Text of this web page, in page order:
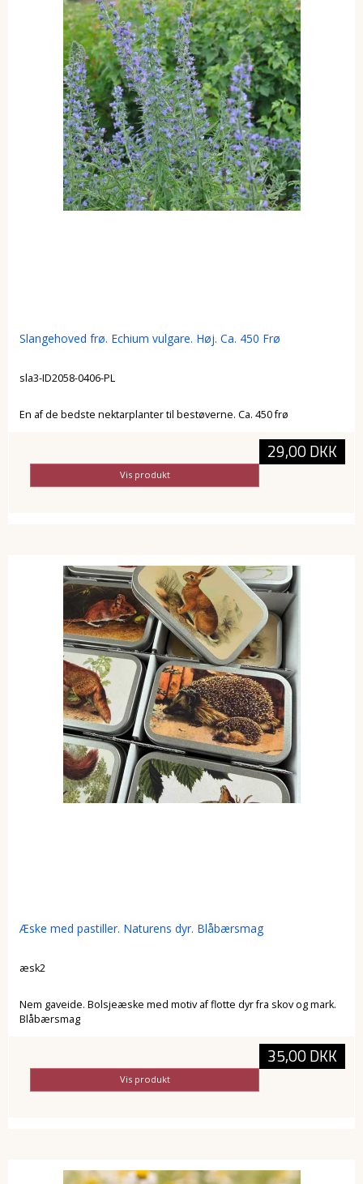
Slangehoved frø. Echium vulgare. Høj. Ca. 450 Frø
sla3-ID2058-0406-PL
En af de bedste nektarplanter til bestøverne. Ca. 450 frø
29,00 DKK
Vis produkt
Æske med pastiller. Naturens dyr. Blåbærsmag
æsk2
Nem gaveide. Bolsjeæske med motiv af flotte dyr fra skov og mark.
Blåbærsmag
35,00 DKK
Vis produkt